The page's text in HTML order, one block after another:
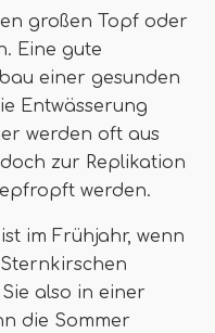
großen Topf oder
Eine gute
einer gesunden
Entwässerung
werden oft aus
zur Replikation
werden.
im Frühjahr, wenn
also in einer
die Sommer